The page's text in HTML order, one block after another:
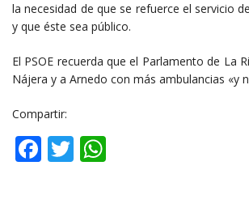
la necesidad de que se refuerce el servicio
y que éste sea público.
El PSOE recuerda que el Parlamento de La
Nájera y a Arnedo con más ambulancias «y
Compartir:
Facebook
Twitter